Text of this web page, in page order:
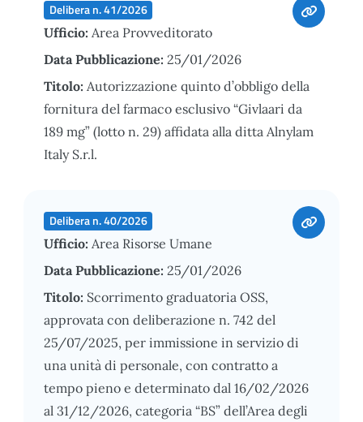
Delibera n. 41/2026
Ufficio: Area Provveditorato
Data Pubblicazione: 25/01/2026
Titolo: Autorizzazione quinto d’obbligo della
fornitura del farmaco esclusivo “Givlaari da
189 mg” (lotto n. 29) affidata alla ditta Alnylam
Italy S.r.l.
Delibera n. 40/2026
Ufficio: Area Risorse Umane
Data Pubblicazione: 25/01/2026
Titolo: Scorrimento graduatoria OSS,
approvata con deliberazione n. 742 del
25/07/2025, per immissione in servizio di
una unità di personale, con contratto a
tempo pieno e determinato dal 16/02/2026
al 31/12/2026, categoria “BS” dell’Area degli